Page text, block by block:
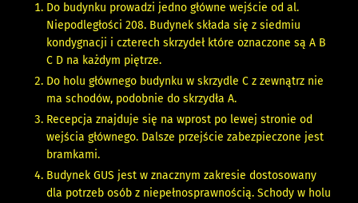
Do budynku prowadzi jedno główne wejście od al.
Niepodległości 208. Budynek składa się z siedmiu
kondygnacji i czterech skrzydeł które oznaczone są A B
C D na każdym piętrze.
Do holu głównego budynku w skrzydle C z zewnątrz nie
ma schodów, podobnie do skrzydła A.
Recepcja znajduje się na wprost po lewej stronie od
wejścia głównego. Dalsze przejście zabezpieczone jest
bramkami.
Budynek GUS jest w znacznym zakresie dostosowany
dla potrzeb osób z niepełnosprawnością. Schody w holu